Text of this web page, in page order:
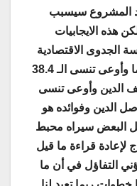
المشروع سيسبب
هذه الايجابيات
الجدوى الاقتصادية
فإن الأمور لها معايير مختلفة تماما وأوعى تنسى الـ 38.4
الدين وأوعى تنسى
الدين وفوائده هو
البعض سيراه محبط
لإعادة قراءة ما قيل
التفاؤل في أن ما